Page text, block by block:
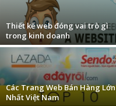
Thiết kế web đóng vai trò gì
trong kinh doanh
Các Trang Web Bán Hàng Lớn
Nhất Việt Nam